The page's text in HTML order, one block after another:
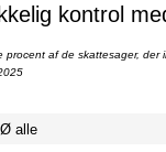
kontrol
af de skattesager,
Ø alle